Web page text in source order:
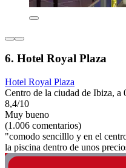
6. Hotel Royal Plaza
Hotel Royal Plaza
Centro de la ciudad de Ibiza, a
8,4/10
Muy bueno
(1.006 comentarios)
"comodo sencilllo y en el
la piscina dentro de unos